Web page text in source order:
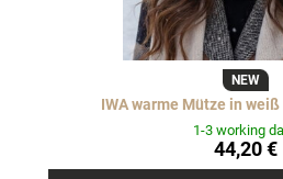
NEW
IWA warme Mütze in weiß
1-3 working
44,20 €